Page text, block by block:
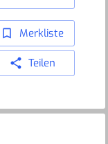
Merkliste
Teilen